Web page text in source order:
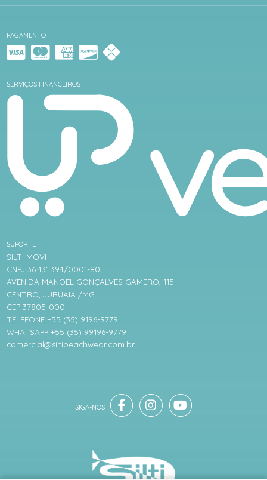
PAGAMENTO
SERVIÇOS FINANCEIROS
SUPORTE
SILTI MOVI
CNPJ 36.431.394/0001-80
AVENIDA MANOEL GONÇALVES GAMERO, 115
CENTRO, JURUAIA /MG
CEP 37805-000
TELEFONE +55 (35) 9196-9779
WHATSAPP +55 (35) 99196-9779
comercial@siltibeachwear.com.br